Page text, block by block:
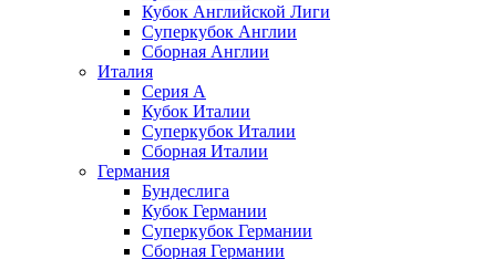
Кубок Английской Лиги
Суперкубок Англии
Сборная Англии
Италия
Серия А
Кубок Италии
Суперкубок Италии
Сборная Италии
Германия
Бундеслига
Кубок Германии
Суперкубок Германии
Сборная Германии